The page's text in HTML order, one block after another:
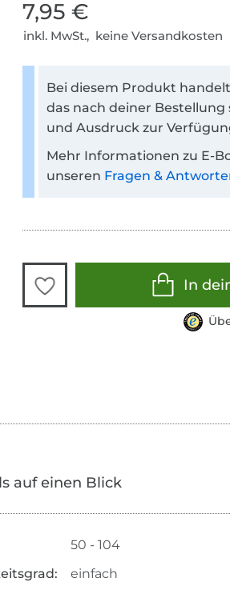
7,95 €
inkl. MwSt., keine Versandkosten
Bei diesem Produkt
das nach deiner Bestellung
und Ausdruck zur
Mehr Informationen zu E-
unseren Fragen &
In
auf einen Blick
50 - 104
einfach